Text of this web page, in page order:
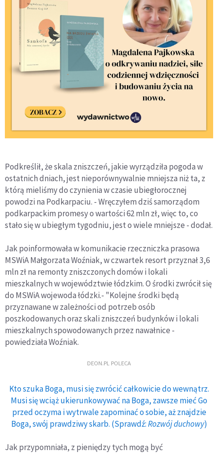
Podkreślił, że skala zniszczeń, jakie wyrządziła pogoda w
ostatnich dniach, jest nieporównywalnie mniejsza niż ta, z
którą mieliśmy do czynienia w czasie ubiegłorocznej
powodzi na Podkarpaciu. - Wręczyłem dziś samorządom
podkarpackim promesy o wartości 62 mln zł, więc to, co
stało się w ubiegłym tygodniu, jest o wiele mniejsze - dodał.
Jak poinformowała w komunikacie rzeczniczka prasowa
MSWiA Małgorzata Woźniak, w czwartek resort przyznał 3,6
mln zł na remonty zniszczonych domów i lokali
mieszkalnych w województwie łódzkim. O środki zwrócił się
do MSWiA wojewoda łódzki.- "Kolejne środki będą
przyznawane w zależności od potrzeb osób
poszkodowanych oraz skali zniszczeń budynków i lokali
mieszkalnych spowodowanych przez nawałnice -
powiedziała Woźniak.
DEON.PL POLECA
Kto szuka Boga, musi się zwrócić całkowicie do wewnątrz.
Musi się wciąż ukierunkowywać na Boga, zawsze mieć Go
przed oczyma i wytrwale zapominać o sobie, aż znajdzie
Boga, swój prawdziwy skarb. (Sprawdź:Rozwój duchowy)
Jak przypomniała, z pieniędzy tych mogą być